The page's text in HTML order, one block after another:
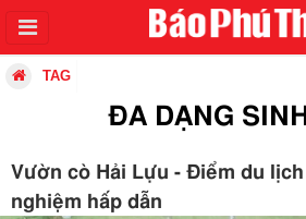
TAG
ĐA DẠNG
Vườn cò Hải Lựu - Điểm du
nghiệm hấp dẫn